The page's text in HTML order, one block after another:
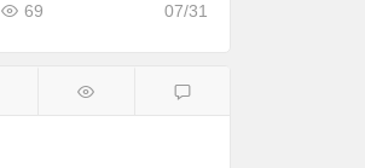
07/31
69